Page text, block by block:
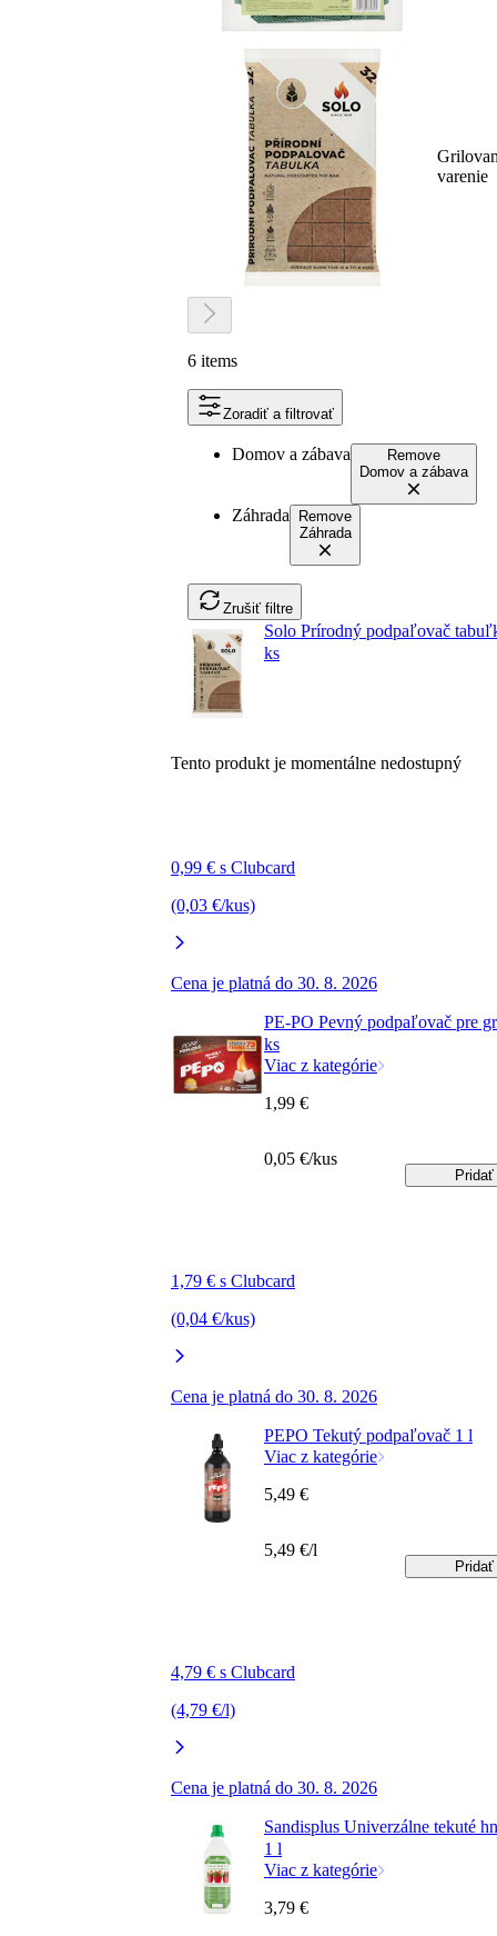
varenie
6 items
Zoradiť a filtrovať
Domov a zábava
Remove
Domov a zábava
Záhrada
Remove
Záhrada
Zrušiť filtre
Solo Prírodný podpaľovač
ks
Tento produkt je momentálne nedostupný
0,99 € s Clubcard
(0,03 €/kus)
Cena je platná do 30. 8. 2026
PE-PO Pevný podpaľovač pre
ks
Viac z kategórie
1,79 € s Clubcard
(0,04 €/kus)
Cena je platná do 30. 8. 2026
1,99 €
0,05 €/kus
Pridať
PEPO Tekutý podpaľovač 1 l
Viac z kategórie
4,79 € s Clubcard
(4,79 €/l)
Cena je platná do 30. 8. 2026
5,49 €
5,49 €/l
Pridať
Sandisplus Univerzálne tekuté
1 l
Viac z kategórie
3,79 €